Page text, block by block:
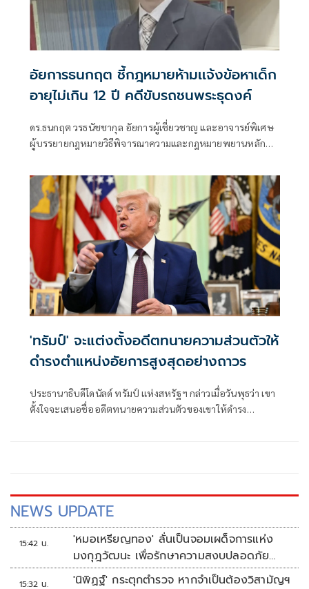
อัยการธนกฤต ชี้กฎหมายห้ามเเจ้งข้อหาเด็ก
อายุไม่เกิน 12 ปี คดีขับรถชนพระธุดงค์
ดร.ธนกฤต วรธนัชชากุล อัยการผู้เชี่ยวชาญ และอาจารย์พิเศษ
ผู้บรรยายกฎหมายวิธีพิจารณาความและกฎหมายพยานหลัก
หลวง ได้ให้ความเห็นผ่านเฟซบุ๊คส่วนตัวเรื่อง เกร็ดความรู้
กฎหมาย การดำเนินคดีกรณีเด็กอายุไม่เกิน 12 ปี ทำความผิด
อาญา ว่า ตามที่ประมวลกฎหมายอาญา มาตรา 73 กำหนดให้
เด็กอายุไม่เกิน 12 ปี ที่กระทำความผิดไม่ต้องรับโทษ
'ทรัมป์' จะแต่งตั้งอดีตทนายความส่วนตัวให้
ดำรงตำแหน่งอัยการสูงสุดอย่างถาวร
ประธานาธิบดีโดนัลด์ ทรัมป์ แห่งสหรัฐฯ กล่าวเมื่อวันพุธว่า เขา
ตั้งใจจะเสนอชื่ออดีตทนายความส่วนตัวของเขาให้ดำรง
NEWS UPDATE
15:42 น.
'หมอเหรียญทอง' ลั่นเป็นจอมเผด็จการแห่ง
มงกุฎวัฒนะ เพื่อรักษาความสงบปลอดภัย
ภายในรพ.
15:32 น.
'นิพิฏฐ์' กระตุกตำรวจ หากจำเป็นต้องวิสามัญฯ